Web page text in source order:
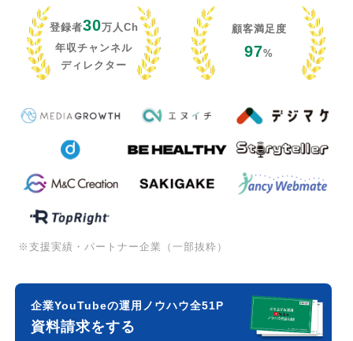
登録者30万人Ch
年収チャンネル
ディレクター
顧客満足度
97%
※支援実績・パートナー企業（一部抜粋）
企業YouTubeの運用ノウハウ全51P
資料請求をする